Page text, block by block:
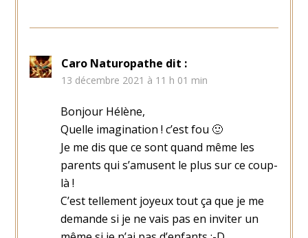
Caro Naturopathe dit :
13 décembre 2021 à 11 h 01 min
Bonjour Hélène,
Quelle imagination ! c’est fou 🙂
Je me dis que ce sont quand même les
parents qui s’amusent le plus sur ce coup-
là !
C’est tellement joyeux tout ça que je me
demande si je ne vais pas en inviter un